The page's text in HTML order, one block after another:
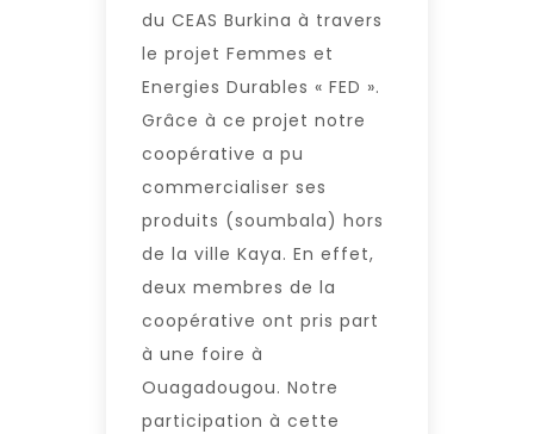
du CEAS Burkina à travers
le projet Femmes et
Energies Durables « FED ».
Grâce à ce projet notre
coopérative a pu
commercialiser ses
produits (soumbala) hors
de la ville Kaya. En effet,
deux membres de la
coopérative ont pris part
à une foire à
Ouagadougou. Notre
participation à cette